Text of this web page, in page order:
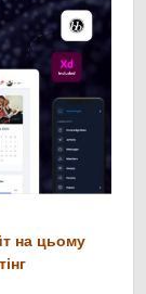
на цьому